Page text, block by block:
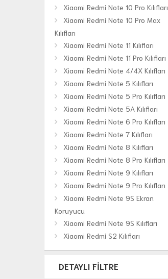
Xiaomi Redmi Note 10 Pro Kılıfları
Xiaomi Redmi Note 10 Pro Max
Kılıfları
Xiaomi Redmi Note 11 Kılıfları
Xiaomi Redmi Note 11 Pro Kılıfları
Xiaomi Redmi Note 4/4X Kılıfları
Xiaomi Redmi Note 5 Kılıfları
Xiaomi Redmi Note 5 Pro Kılıfları
Xiaomi Redmi Note 5A Kılıfları
Xiaomi Redmi Note 6 Pro Kılıfları
Xiaomi Redmi Note 7 Kılıfları
Xiaomi Redmi Note 8 Kılıfları
Xiaomi Redmi Note 8 Pro Kılıfları
Xiaomi Redmi Note 9 Kılıfları
Xiaomi Redmi Note 9 Pro Kılıfları
Xiaomi Redmi Note 9S Ekran
Koruyucu
Xiaomi Redmi Note 9S Kılıfları
Xiaomi Redmi S2 Kılıfları
DETAYLI FILTRE